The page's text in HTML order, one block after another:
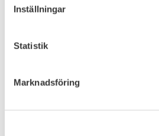
Inställningar
Statistik
Marknadsföring